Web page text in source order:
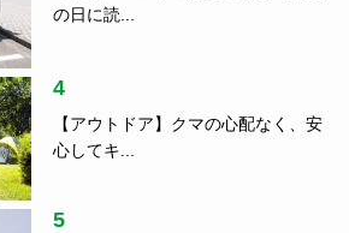
の日に読...
4
【アウトドア】クマの心配なく、安
心してキ...
5